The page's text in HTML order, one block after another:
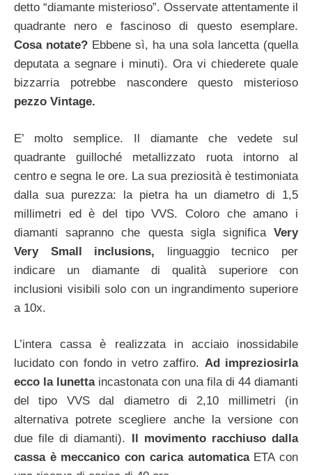
detto “diamante misterioso”. Osservate attentamente il
quadrante nero e fascinoso di questo esemplare.
Cosa notate? Ebbene sì, ha una sola lancetta (quella
deputata a segnare i minuti). Ora vi chiederete quale
bizzarria potrebbe nascondere questo misterioso
pezzo Vintage.
E’ molto semplice. Il diamante che vedete sul
quadrante guilloché metallizzato ruota intorno al
centro e segna le ore. La sua preziosità è testimoniata
dalla sua purezza: la pietra ha un diametro di 1,5
millimetri ed è del tipo VVS. Coloro che amano i
diamanti sapranno che questa sigla significa Very
Very Small inclusions, linguaggio tecnico per
indicare un diamante di qualità superiore con
inclusioni visibili solo con un ingrandimento superiore
a 10x.
L’intera cassa è realizzata in acciaio inossidabile
lucidato con fondo in vetro zaffiro. Ad impreziosirla
ecco la lunettaincastonata con una fila di 44 diamanti
del tipo VVS dal diametro di 2,10 millimetri (in
alternativa potrete scegliere anche la versione con
due file di diamanti). Il movimento racchiuso dalla
cassa è meccanico con carica automaticaETA con